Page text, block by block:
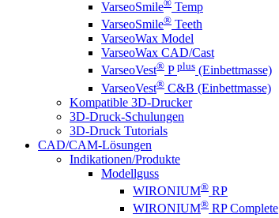
VarseoSmile
Temp
VarseoSmile® Teeth
VarseoWax Model
VarseoWax CAD/Cast
VarseoVest® P plus (Einbettmasse)
VarseoVest® C&B (Einbettmasse)
Kompatible 3D-Drucker
3D-Druck-Schulungen
3D-Druck Tutorials
CAD/CAM-Lösungen
Indikationen/Produkte
Modellguss
WIRONIUM® RP
WIRONIUM® RP Complete